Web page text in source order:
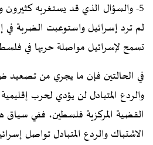
5- والسؤال الذي قد يستغربه كثيرون
لم ترد إسرائيل واستوعبت الضربة
تسمح لإسرائيل مواصلة حربها في
في الحالتين فإن ما يجري من تصعيد
والردع المتبادل لن يؤدي لحرب
القضية المركزية فلسطين، ففي سياق
الاشتباك والردع المتبادل تواصل